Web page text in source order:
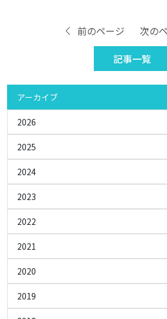
前のページ
記事一覧
次の
アーカイブ
2026
2025
2024
2023
2022
2021
2020
2019